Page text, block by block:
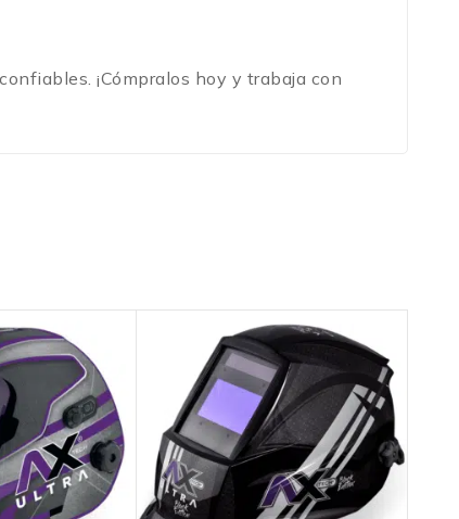
¡Cómpralos hoy y trabaja con